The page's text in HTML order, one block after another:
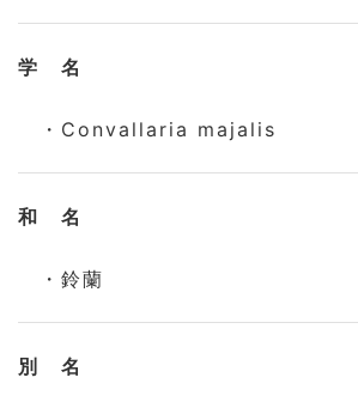
学 名
・Convallaria majalis
和 名
・鈴蘭
別 名